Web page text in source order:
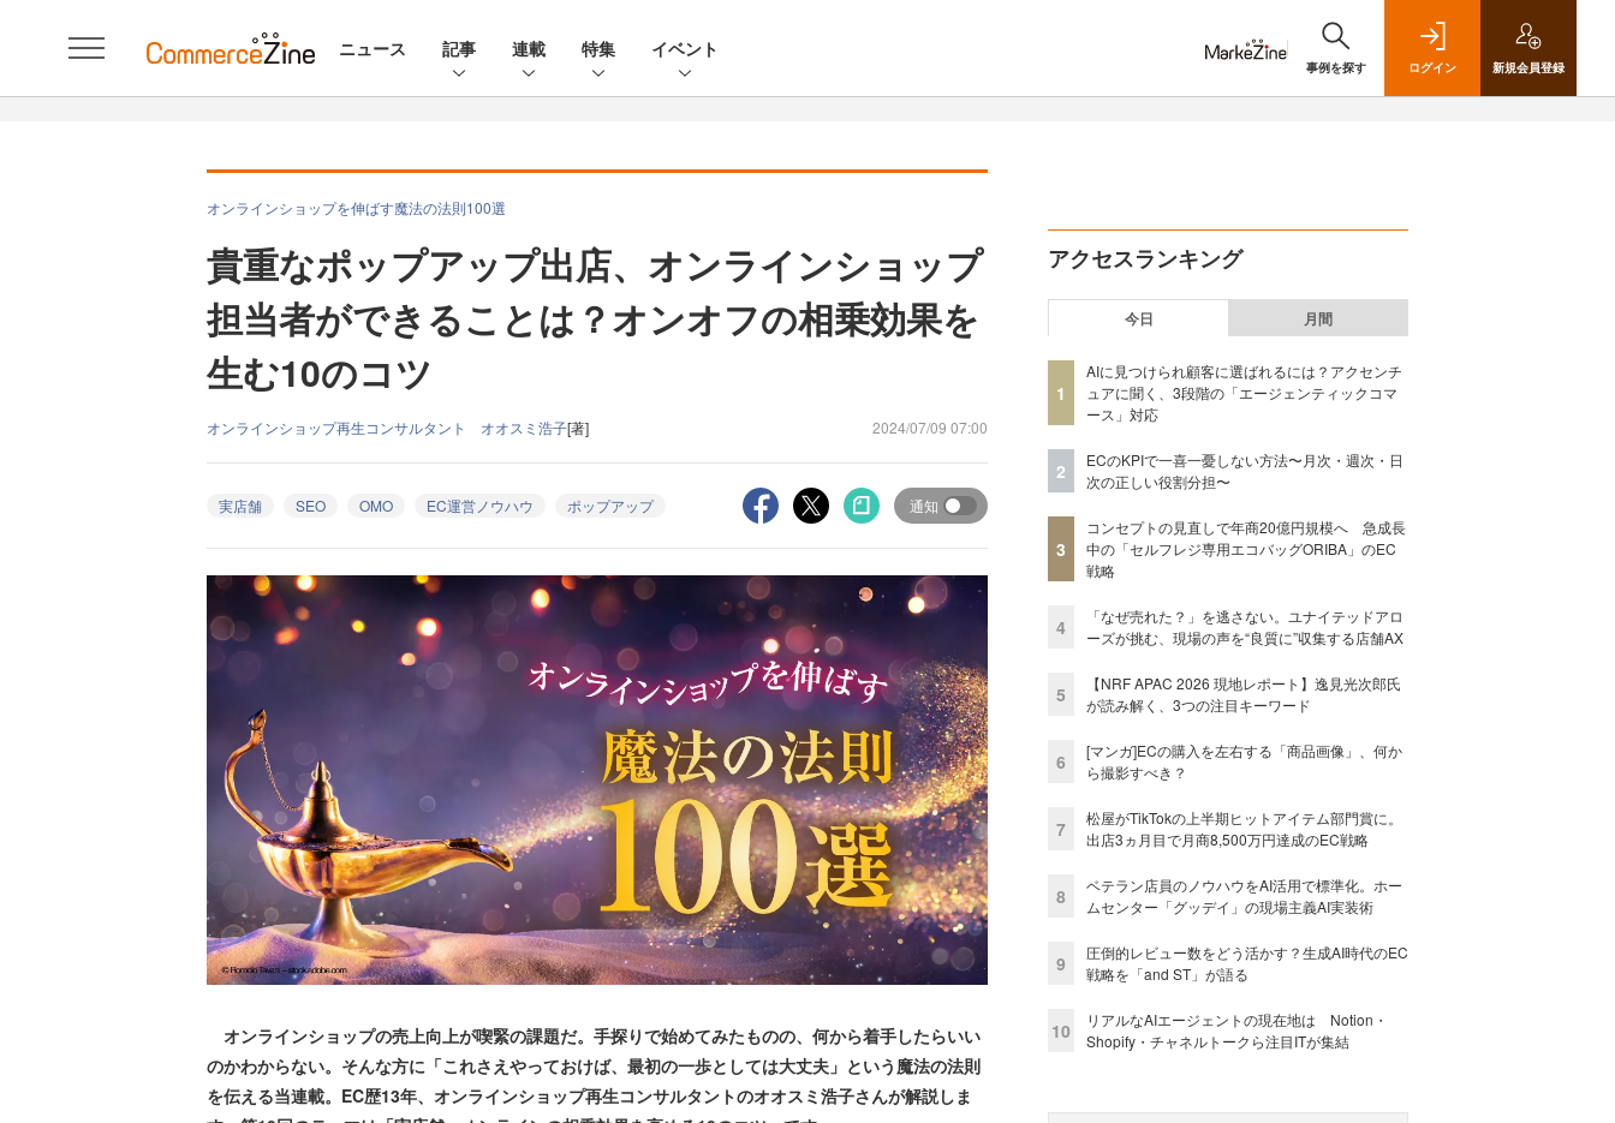
ニュース 記事 連載 特集 イベント
事例を探す ログイン 新規会員登録
オンラインショップを伸ばす魔法の法則100選
貴重なポップアップ出店、オンラインショップ
担当者ができることは？オンオフの相乗効果を
生む10のコツ
オンラインショップ再生コンサルタント オオスミ浩子[著] 2024/07/09 07:00
実店舗 SEO OMO EC運営ノウハウ ポップアップ 通知
オンラインショップの売上向上が喫緊の課題だ。手探りで始めてみたものの、何から着手したらいい
のかわからない。そんな方に「これさえやっておけば、最初の一歩としては大丈夫」という魔法の法則
を伝える当連載。EC歴13年、オンラインショップ再生コンサルタントのオオスミ浩子さんが解説しま
アクセスランキング
今日 月間
1
AIに見つけられ顧客に選ばれるには？アクセンチ
ュアに聞く、3段階の「エージェンティックコマ
ース」対応
2
ECのKPIで一喜一憂しない方法〜月次・週次・日
次の正しい役割分担〜
3
コンセプトの見直しで年商20億円規模へ 急成長
中の「セルフレジ専用エコバッグORIBA」のEC
戦略
4
「なぜ売れた？」を逃さない。ユナイテッドアロ
ーズが挑む、現場の声を“良質に”収集する店舗AX
5
【NRF APAC 2026 現地レポート】逸見光次郎氏
が読み解く、3つの注目キーワード
6
[マンガ]ECの購入を左右する「商品画像」、何か
ら撮影すべき？
7
松屋がTikTokの上半期ヒットアイテム部門賞に。
出店3ヵ月目で月商8,500万円達成のEC戦略
8
ベテラン店員のノウハウをAI活用で標準化。ホー
ムセンター「グッデイ」の現場主義AI実装術
9
圧倒的レビュー数をどう活かす？生成AI時代のEC
戦略を「and ST」が語る
10
リアルなAIエージェントの現在地は Notion・
Shopify・チャネルトークら注目ITが集結